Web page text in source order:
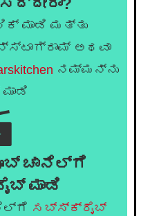
ಮಾಡಿ ಮತ್ತು
ಅಥವಾ
ನಮ್ಮನ್ನು
ಚಾನೆಲ್ಗೆ
ಮಾಡಿ
ಸಬ್ಸ್ಕ್ರೈಬ್